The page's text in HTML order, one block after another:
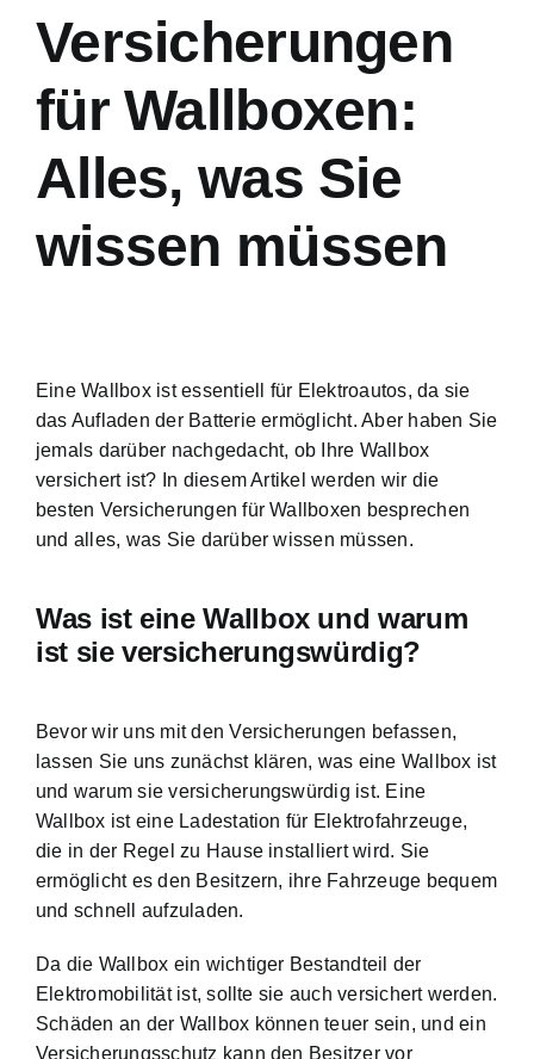
Versicherungen
für Wallboxen:
Alles, was Sie
wissen müssen
Eine Wallbox ist essentiell für Elektroautos, da sie
das Aufladen der Batterie ermöglicht. Aber haben Sie
jemals darüber nachgedacht, ob Ihre Wallbox
versichert ist? In diesem Artikel werden wir die
besten Versicherungen für Wallboxen besprechen
und alles, was Sie darüber wissen müssen.
Was ist eine Wallbox und warum
ist sie versicherungswürdig?
Bevor wir uns mit den Versicherungen befassen,
lassen Sie uns zunächst klären, was eine Wallbox ist
und warum sie versicherungswürdig ist. Eine
Wallbox ist eine Ladestation für Elektrofahrzeuge,
die in der Regel zu Hause installiert wird. Sie
ermöglicht es den Besitzern, ihre Fahrzeuge bequem
und schnell aufzuladen.
Da die Wallbox ein wichtiger Bestandteil der
Elektromobilität ist, sollte sie auch versichert werden.
Schäden an der Wallbox können teuer sein, und ein
Versicherungsschutz kann den Besitzer vor